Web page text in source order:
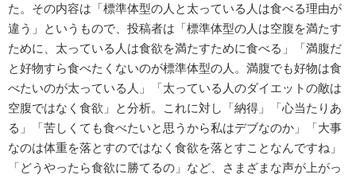
た。その内容は「標準体型の人と太っている人は食べる理由が
違う」というもので、投稿者は「標準体型の人は空腹を満たす
ために、太っている人は食欲を満たすために食べる」「満腹だ
と好物すら食べたくないのが標準体型の人。満腹でも好物は食
べたいのが太っている人」「太っている人のダイエットの敵は
空腹ではなく食欲」と分析。これに対し「納得」「心当たりあ
る」「苦しくても食べたいと思うから私はデブなのか」「大事
なのは体重を落とすのではなく食欲を落とすことなんですね」
「どうやったら食欲に勝てるの」など、さまざまな声が上がっ